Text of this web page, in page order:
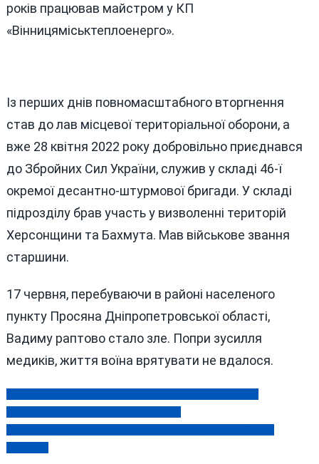
років працював майстром у КП
«Вінницяміськтеплоенерго».
Із перших днів повномасштабного вторгнення
став до лав місцевої територіальної оборони, а
вже 28 квітня 2022 року добровільно приєднався
до Збройних Сил України, служив у складі 46-ї
окремої десантно-штурмової бригади. У складі
підрозділу брав участь у визволенні територій
Херсонщини та Бахмута. Мав військове звання
старшини.
17 червня, перебуваючи в районі населеного
пункту Просяна Дніпропетровської області,
Вадиму раптово стало зле. Попри зусилля
медиків, життя воїна врятувати не вдалося.
Навігація
записів